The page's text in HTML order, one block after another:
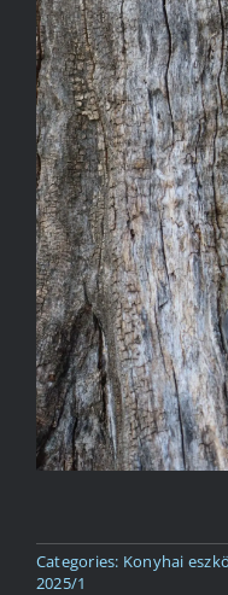
Categories: Konyhai
2025/1